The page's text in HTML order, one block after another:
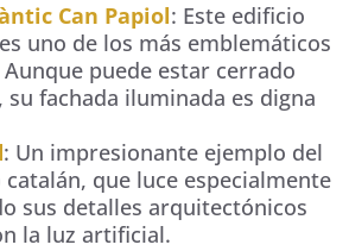
Can Papiol: Este edificio
uno de los más emblemáticos
puede estar cerrado
su fachada iluminada es digna
: Un impresionante ejemplo del
que luce especialmente
sus detalles arquitectónicos
la luz artificial.